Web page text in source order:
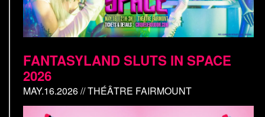
FANTASYLAND SLUTS IN SPACE
2026
MAY.16.2026 // THÉÂTRE FAIRMOUNT